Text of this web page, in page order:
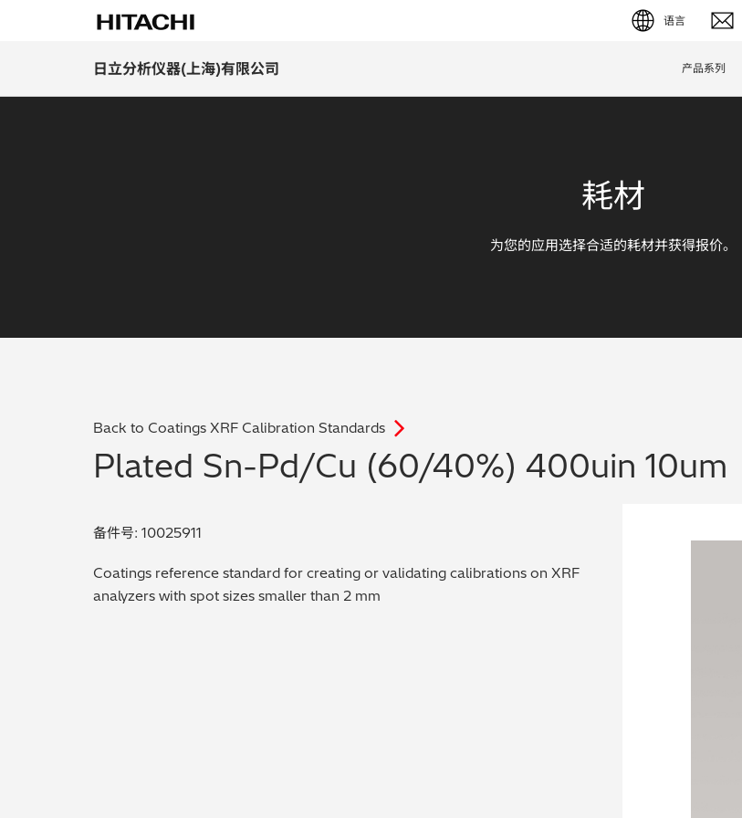
语言
English (EN)
日立分析仪器(上海)有限公司 产品系列
耗材
为您的应用选择合适的耗材并获得报价。
Back to Coatings XRF Calibration Standards
Plated Sn-Pd/Cu (60/40%) 400uin 10um
备件号: 10025911
Coatings reference standard for creating or validating calibrations on XRF
analyzers with spot sizes smaller than 2 mm